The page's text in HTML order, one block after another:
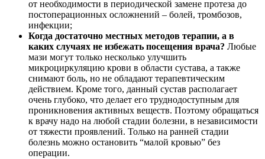
от необходимости в периодической замене протеза до
постоперационных осложнений – болей, тромбозов,
инфекции;
Когда достаточно местных методов терапии, а в
каких случаях не избежать посещения врача? Любые
мази могут только несколько улучшить
микроциркуляцию крови в области сустава, а также
снимают боль, но не обладают терапевтическим
действием. Кроме того, данный сустав располагает
очень глубоко, что делает его труднодоступным для
проникновения активных веществ. Поэтому обращаться
к врачу надо на любой стадии болезни, в независимости
от тяжести проявлений. Только на ранней стадии
болезнь можно остановить “малой кровью” без
операции.